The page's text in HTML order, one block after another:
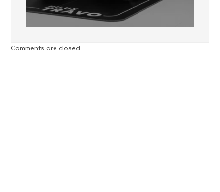
Comments are closed.